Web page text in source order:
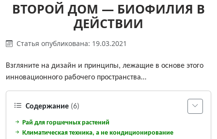
ВТОРОЙ ДОМ — БИОФИЛИЯ В
ДЕЙСТВИИ
Статья опубликована: 19.03.2021
Взгляните на дизайн и принципы, лежащие в основе этого
инновационного рабочего пространства…
Содержание (6)
Рай для горшечных растений
Климатическая техника, а не кондиционирование